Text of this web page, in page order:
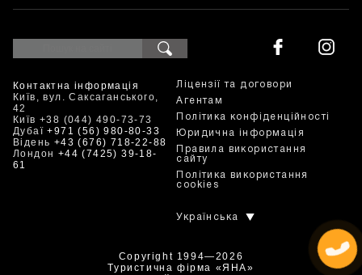
Контактна інформація
Київ, вул. Саксаганського,
42
Київ +38 (044) 490-73-73
Дубаї+971 (56) 980-80-33
Відень +43 (676) 718-22-88
Лондон +44 (7425) 39-18-
61
Ліцензії та договори
Агентам
Політика конфіденційності
Юридична інформація
Правила використання
сайту
Політика використання
cookies
Українська
Copyright 1994—2026
Туристична фірма «ЯНА»